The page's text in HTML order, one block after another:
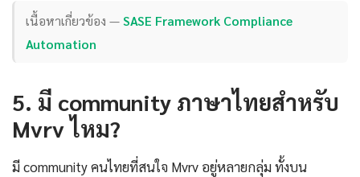
เนื้อหาเกี่ยวข้อง —SASE Framework Compliance
Automation
5. มี community ภาษาไทยสำหรับ
Mvrv ไหม?
มี community คนไทยที่สนใจ Mvrv อยู่หลายกลุ่ม ทั้งบน